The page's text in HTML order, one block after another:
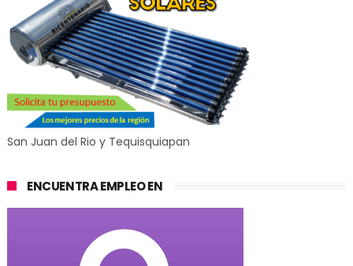
San Juan del Rio y Tequisquiapan
ENCUENTRA EMPLEO EN